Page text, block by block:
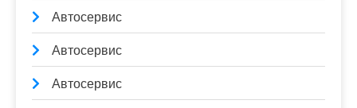
Автосервис
Автосервис
Автосервис